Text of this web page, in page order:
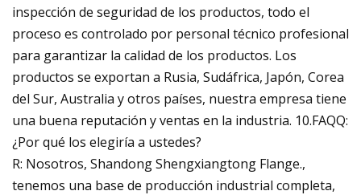
inspección de seguridad de los productos, todo el
proceso es controlado por personal técnico profesional
para garantizar la calidad de los productos. Los
productos se exportan a Rusia, Sudáfrica, Japón, Corea
del Sur, Australia y otros países, nuestra empresa tiene
una buena reputación y ventas en la industria. 10.FAQQ:
¿Por qué los elegiría a ustedes?
R: Nosotros, Shandong Shengxiangtong Flange.,
tenemos una base de producción industrial completa,